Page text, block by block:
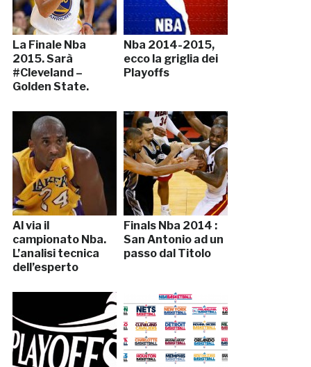
La Finale Nba
2015. Sarà
#Cleveland –
Golden State.
Nba 2014-2015,
ecco la griglia dei
Playoffs
Al via il
campionato Nba.
L’analisi tecnica
dell’esperto
Finals Nba 2014 :
San Antonio ad un
passo dal Titolo